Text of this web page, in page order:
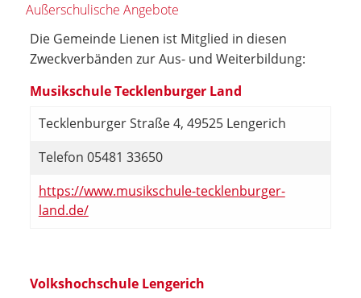
Außerschulische Angebote
Die Gemeinde Lienen ist Mitglied in diesen
Zweckverbänden zur Aus- und Weiterbildung:
Musikschule Tecklenburger Land
Tecklenburger Straße 4, 49525 Lengerich
Telefon 05481 33650
https://www.musikschule-tecklenburger-
land.de/
Volkshochschule Lengerich